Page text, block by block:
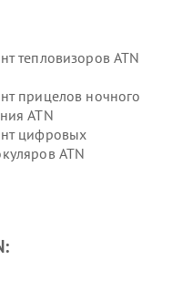
тепловизоров ATN
прицелов ночного
ATN
цифровых
ATN